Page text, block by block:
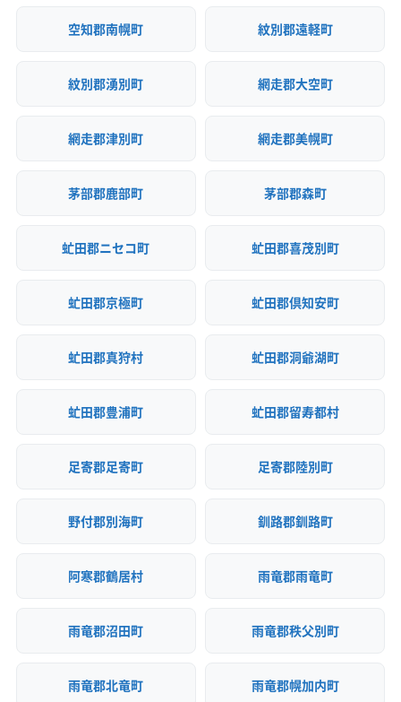
空知郡南幌町 紋別郡遠軽町
紋別郡湧別町 網走郡大空町
網走郡津別町 網走郡美幌町
茅部郡鹿部町 茅部郡森町
虻田郡ニセコ町 虻田郡喜茂別町
虻田郡京極町 虻田郡倶知安町
虻田郡真狩村 虻田郡洞爺湖町
虻田郡豊浦町 虻田郡留寿都村
足寄郡足寄町 足寄郡陸別町
野付郡別海町 釧路郡釧路町
阿寒郡鶴居村 雨竜郡雨竜町
雨竜郡沼田町 雨竜郡秩父別町
雨竜郡北竜町 雨竜郡幌加内町